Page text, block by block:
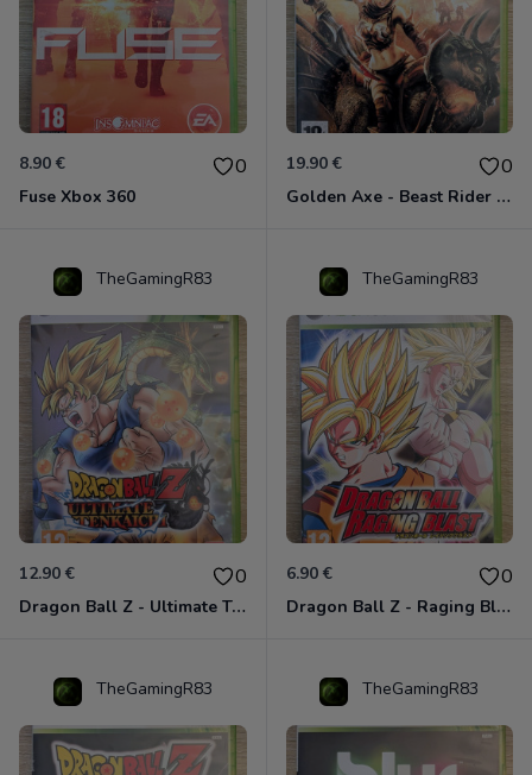
8.90 € 0
Fuse Xbox 360
19.90 € 0
Golden Axe - Beast Rider Xbox 360
TheGamingR83
12.90 € 0
Dragon Ball Z - Ultimate Tenkaichi Xbox 360
TheGamingR83
6.90 € 0
Dragon Ball Z - Raging Blast Xbox 360
TheGamingR83 TheGamingR83